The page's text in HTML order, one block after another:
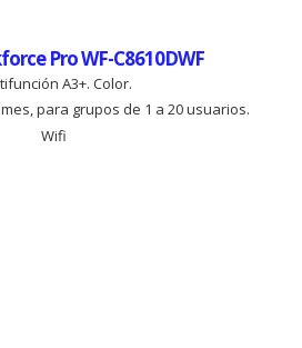
Pro WF-C8610DWF
A3+. Color.
para grupos de 1 a 20 usuarios.
Wifi